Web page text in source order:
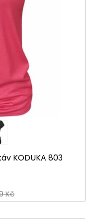
KODUKA 803
Kč